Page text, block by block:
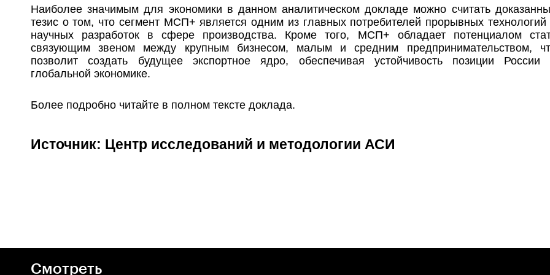
Наиболее значимым для экономики в данном аналитическом докладе можно считать
тезис о том, что сегмент МСП+ является одним из главных потребителей прорывных технологий
научных разработок в сфере производства. Кроме того, МСП+ обладает потенциалом
связующим звеном между крупным бизнесом, малым и средним предпринимательством,
позволит создать будущее экспортное ядро, обеспечивая устойчивость позиции России
глобальной экономике.
Более подробно читайте в полном тексте доклада.
Источник: Центр исследований и методологии АСИ
Смотреть